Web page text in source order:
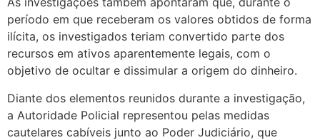
período em que receberam os valores obtidos de forma
ilícita, os investigados teriam convertido parte dos
recursos em ativos aparentemente legais, com o
objetivo de ocultar e dissimular a origem do dinheiro.
Diante dos elementos reunidos durante a investigação,
a Autoridade Policial representou pelas medidas
cautelares cabíveis junto ao Poder Judiciário, que